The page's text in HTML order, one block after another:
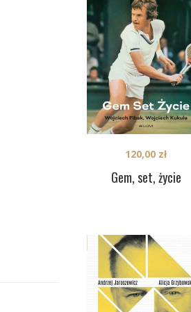
Gem, set, życie
120,00 zł